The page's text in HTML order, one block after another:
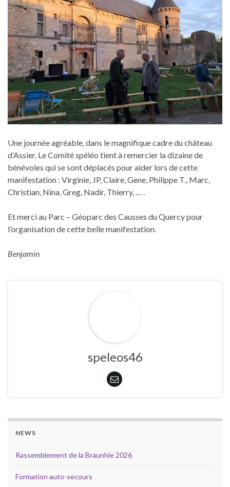
Une journée agréable, dans le magnifique cadre du château
d’Assier. Le Comité spéléo tient à remercier la dizaine de
bénévoles qui se sont déplacés pour aider lors de cette
manifestation : Virginie, JP, Claire, Gene, Philippe T., Marc,
Christian, Nina, Greg, Nadir, Thierry, … .
Et merci au Parc – Géoparc des Causses du Quercy pour
l’organisation de cette belle manifestation.
Benjamin
speleos46
NEWS
Rassemblement de la Braunhie 2026
Formation auto-secours